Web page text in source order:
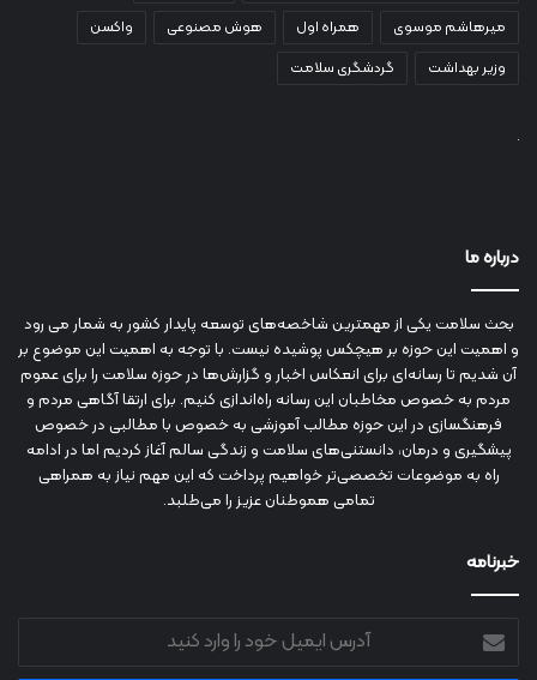
میرهاشم موسوی
همراه اول هوش مصنوعی
واکسن
وزیر بهداشت
گردشگری سلامت
درباره ما
بحث سلامت یکی از مهمترین شاخصه‌های توسعه پایدار کشور به شمار می رود
و اهمیت این حوزه بر هیچکس پوشیده نیست. با توجه به اهمیت این موضوع بر
آن شدیم تا رسانه‌ای برای انعکاس اخبار و گزارش‌ها در حوزه سلامت را برای عموم
مردم به خصوص مخاطبان این رسانه راه‌اندازی کنیم. برای ارتقا آگاهی مردم و
فرهنگسازی در این حوزه مطالب آموزشی به خصوص با مطالبی در خصوص
پیشگیری و درمان، دانستنی‌های سلامت و زندگی سالم آغاز کردیم اما در ادامه
راه به موضوعات تخصصی‌تر خواهیم پرداخت که این مهم نیاز به همراهی
تمامی هموطنان عزیز را می‌طلبد.
خبرنامه
آدرس
ایمیل